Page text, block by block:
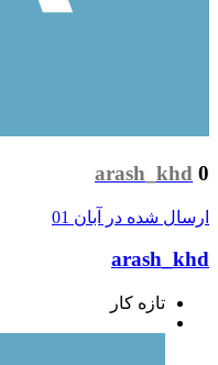
arash_khd 0
ارسال شده در آبان 01
arash_khd
تازه کار